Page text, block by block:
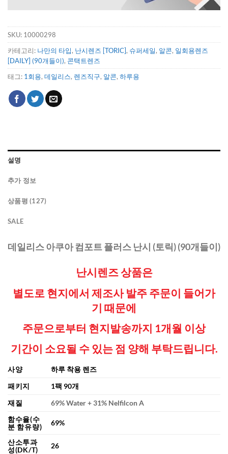
SKU: 10000298
카테고리: 나만의 타입, 난시렌즈 [TORIC], 슈퍼세일, 알콘, 일회용렌즈
[DAILY] (90개들이), 콘택트렌즈
태그: 1회용, 데일리스, 렌즈직구, 알콘, 하루용
설명
추가 정보
상품평 (127)
SALE
데일리스 아쿠아 컴포트 플러스 난시 (토릭) (90개들이)
난시렌즈 상품은
별도로 현지에서 제조사 발주 주문이 들어가
기 때문에
주문으로부터 현지발송까지 1개월 이상
기간이 소요될 수 있는 점 양해 부탁드립니다.
사양
하루 착용 렌즈
패키지
1팩 90개
재질
69% Water + 31% Nelfilcon A
함수율(수
분 함유량)
69%
산소투과
성(DK/T)
26